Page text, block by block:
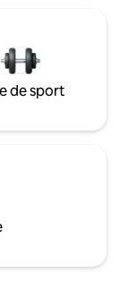
de sport